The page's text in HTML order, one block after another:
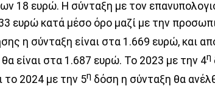
18 ευρώ. Η σύνταξη με τον
ευρώ κατά μέσο όρο μαζί με την
η σύνταξη είναι στα 1.669 ευρώ, και
είναι στα 1.687 ευρώ. Το 2023 με την 4η
το 2024 με την 5η δόση η σύνταξη θα